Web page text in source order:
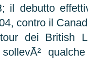
il debutto
contro il
dei British